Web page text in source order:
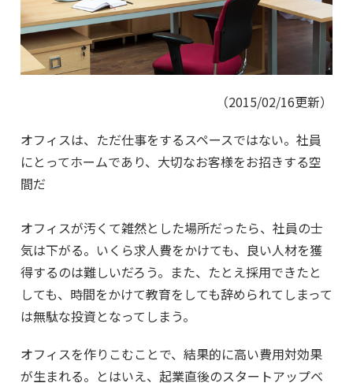
（2015/02/16更新）
オフィスは、ただ仕事をするスペースではない。社員
にとってホームであり、大切なお客様をお招きする空
間だ
オフィスが汚くて雑然とした場所だったら、社員の士
気は下がる。いくら求人費をかけても、良い人材を獲
得するのは難しいだろう。また、たとえ採用できたと
しても、時間をかけて教育をしても辞められてしまって
は無駄な投資となってしまう。
オフィスを作りこむことで、結果的に高い費用対効果
が生まれる。とはいえ、起業直後のスタートアップベ